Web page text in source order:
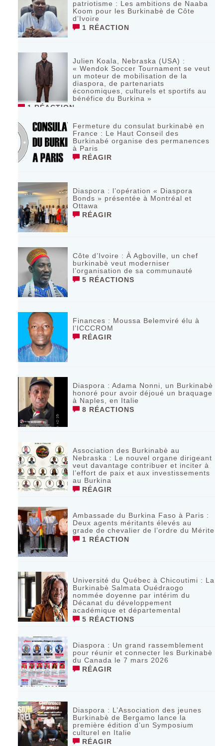
patriotisme : Les ambitions de Naaba
Koom pour les Burkinabè de Côte
d’Ivoire
1 RÉACTION
Julien Koala, Nebraska (USA) :
« Wendok Soccer Tournament se veut
un moteur de mobilisation de la
diaspora, de partenariats
économiques, culturels et sportifs au
bénéfice du Burkina »
1 RÉACTION
Fermeture du consulat burkinabè en
France : Le Haut Conseil des
Burkinabé organise des permanences
à Paris
RÉAGIR
Diaspora : l’opération « Diaspora
Bonds » présentée à Montréal et
Ottawa
RÉAGIR
Côte d’Ivoire : À Agboville, un chef
burkinabè veut moderniser
l’organisation de sa communauté
5 RÉACTIONS
Finances : Moussa Belemviré élu à
l’ICCCROM
RÉAGIR
Diaspora : Adama Nonni, un Burkinabè
honoré pour avoir déjoué un braquage
à Naples, en Italie
8 RÉACTIONS
Association des Burkinabè au
Nebraska : Le nouvel organe dirigeant
veut davantage contribuer et inciter à
l’effort de paix et aux investissements
au Burkina
RÉAGIR
Ambassade du Burkina Faso à Paris :
Deux agents méritants élevés au
grade de chevalier de l’ordre du Mérite
1 RÉACTION
Université du Québec à Chicoutimi : La
Burkinabè Salmata Ouédraogo
nommée doyenne par intérim du
Décanat du développement
académique et départemental
5 RÉACTIONS
Diaspora : Un grand rassemblement
pour réunir et connecter les Burkinabè
du Canada le 7 mars 2026
RÉAGIR
‎Diaspora : L’Association des jeunes
Burkinabè de Bergamo lance la
première édition d’un Symposium
culturel en Italie
RÉAGIR